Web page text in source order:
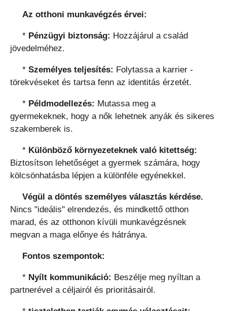
Az otthoni munkavégzés érvei:
* Pénzügyi biztonság: Hozzájárul a család
jövedelméhez.
* Személyes teljesítés: Folytassa a karrier -
törekvéseket és tartsa fenn az identitás érzetét.
* Példmodellezés: Mutassa meg a
gyermekeknek, hogy a nők lehetnek anyák és sikeres
szakemberek is.
* Különböző környezeteknek való kitettség:
Biztosítson lehetőséget a gyermek számára, hogy
kölcsönhatásba lépjen a különféle egyénekkel.
Végül a döntés személyes választás kérdése.
Nincs "ideális" elrendezés, és mindkettő otthon
marad, és az otthonon kívüli munkavégzésnek
megvan a maga előnye és hátránya.
Fontos szempontok:
* Nyílt kommunikáció: Beszélje meg nyíltan a
partnerével a céljairól és prioritásairól.